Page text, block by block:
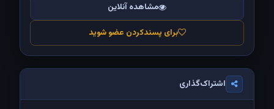
مشاهده آنلاین
برای پسندکردن عضو شوید
اشتراک‌گذاری